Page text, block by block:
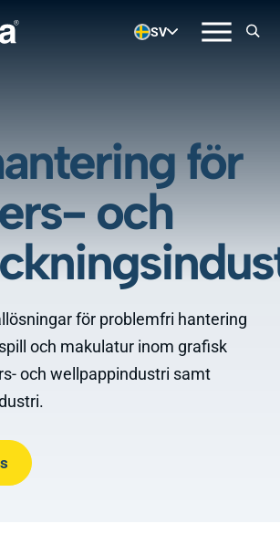
SV
för
och
för problemfri hantering
och makulatur inom grafisk
och wellpappindustri samt